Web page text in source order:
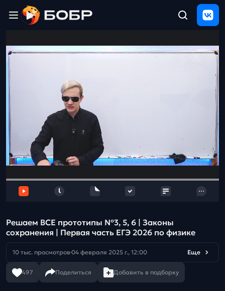
ЩЕЛЧОК
2026
Полезные
материалы
Проверка
Тех
поддержка
и
отзыв
Решаем ВСЕ прототипы №3, 5, 6 | Законы
сохранения | Первая часть ЕГЭ 2026 по физике
10 тыс. просмотров 04 февраля 2025 г., 12:00 Еще
497 Поделиться Добавить в подборку